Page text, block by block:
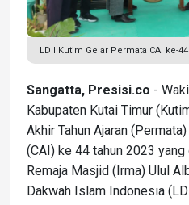
LDII Kutim Gelar Permata CAI ke-44
Sangatta, Presisi.co -
Kabupaten Kutai Timur
Akhir Tahun Ajaran
(CAI) ke 44 tahun 2023
Remaja Masjid (Irma) Ulul
Dakwah Islam Indonesia